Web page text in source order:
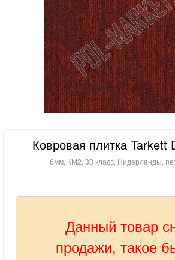
Ковровая плитка Tarkett
6мм, КМ2, 33 класс, Нидерланды,
Данный товар
продажи, такое